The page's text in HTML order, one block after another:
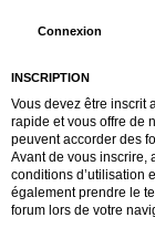
INSCRIPTION
Vous devez être inscrit
rapide et vous offre de
peuvent accorder des
Avant de vous inscrire,
conditions d’utilisation
également prendre le
forum lors de votre